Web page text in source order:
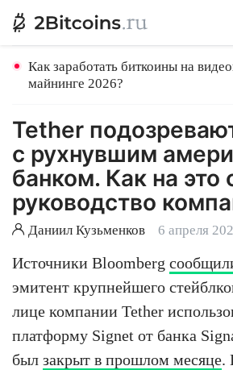
Как заработать биткоины на
майнинге 2026?
Tether
с рухнувшим
банком. Как на это
руководство
Даниил Кузьменков 6 апреля
Источники Bloomberg
эмитент крупнейшего
лице компании Tether
платформу Signet от банка
был закрыт в прошлом месяце.